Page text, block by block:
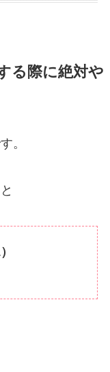
る際に絶対や
。